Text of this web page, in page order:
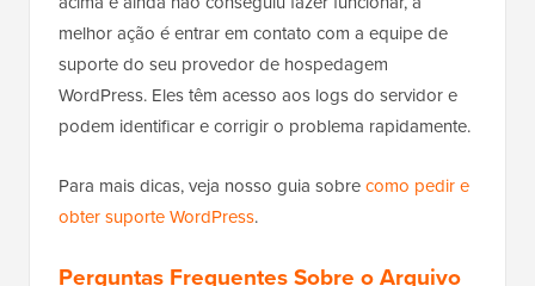
melhor ação é entrar em contato com a equipe de
suporte do seu provedor de hospedagem
WordPress. Eles têm acesso aos logs do servidor e
podem identificar e corrigir o problema rapidamente.
Para mais dicas, veja nosso guia sobrecomo pedir e
obter suporte WordPress.
Perguntas Frequentes Sobre o Arquivo